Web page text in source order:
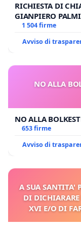
RICHIESTA DI
GIANPIERO
1 504 firme
Avviso di
NO ALLA
NO ALLA
653 firme
Avviso di
A SUA SANTITA'
DI DICHIARARE
XVI E/O DI